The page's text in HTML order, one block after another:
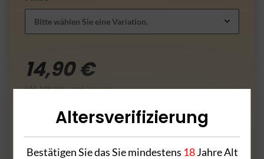
Bitte wählen Sie eine Variation.
14,90 €
inkl. 19% USt. , zzgl.Versand
Frage zum Artikel
Altersverifizierung
Bestätigen Sie das Sie mindestens 18Jahre Alt